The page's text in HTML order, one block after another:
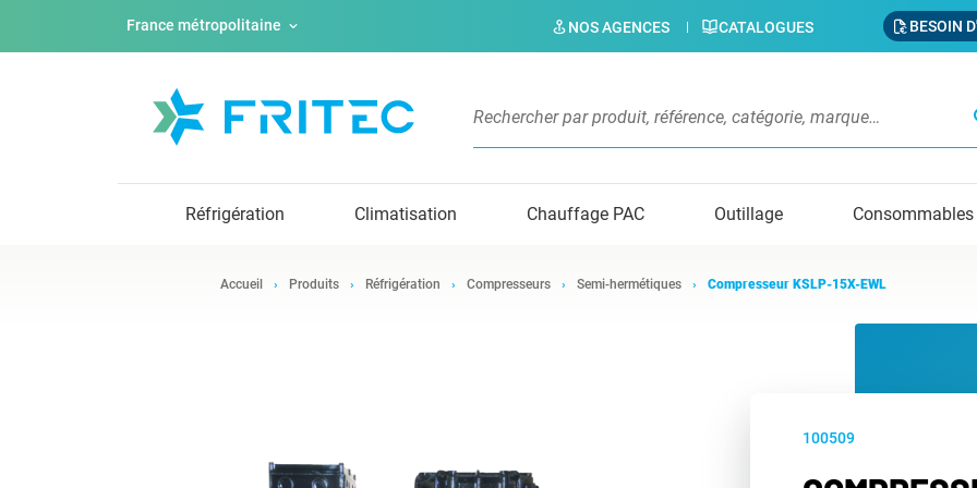
France métropolitaine NOS AGENCES CATALOGUES BESOIN
Réfrigération Climatisation Chauffage PAC Outillage Consommables
Accueil Produits Réfrigération Compresseurs Semi-hermétiques Compresseur KSLP-15X-EWL
100509